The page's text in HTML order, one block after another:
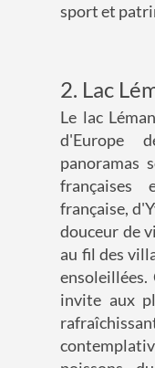
sport et
2. Lac
Le lac
d'Europe
panoramas
française,
douceur de
au fil des
invite aux